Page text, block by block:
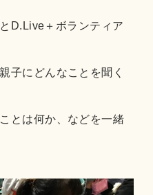
D.Live＋ボランティア
子にどんなことを聞く
とは何か、などを一緒